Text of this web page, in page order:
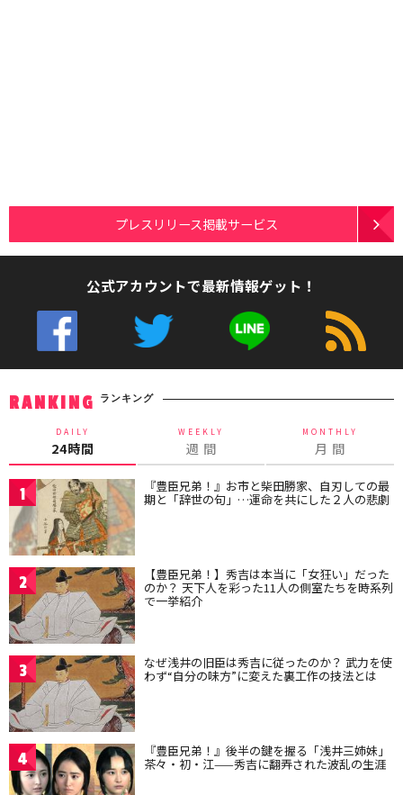
プレスリリース掲載サービス
公式アカウントで最新情報ゲット！
RANKING ランキング
DAILY
24時間
WEEKLY
週 間
MONTHLY
月 間
1 『豊臣兄弟！』お市と柴田勝家、自刃しての最
期と「辞世の句」…運命を共にした２人の悲劇
2 【豊臣兄弟！】秀吉は本当に「女狂い」だった
のか？ 天下人を彩った11人の側室たちを時系列
で一挙紹介
3 なぜ浅井の旧臣は秀吉に従ったのか？ 武力を使
わず“自分の味方”に変えた裏工作の技法とは
4 『豊臣兄弟！』後半の鍵を握る「浅井三姉妹」
茶々・初・江——秀吉に翻弄された波乱の生涯